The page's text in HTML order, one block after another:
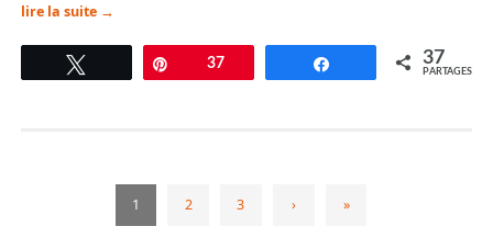
lire la suite →
Tweetez Épingle
37 Partagez 37
PARTAGES
1 2 3 › »